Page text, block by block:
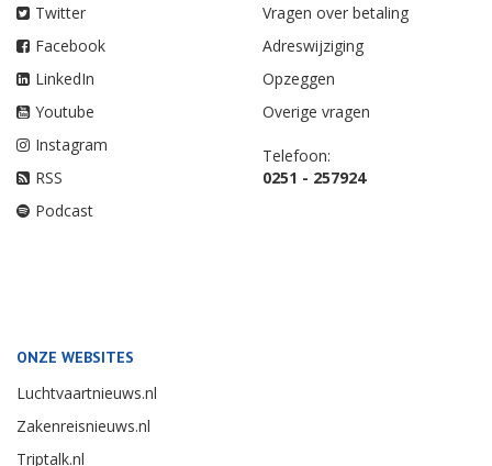
Twitter
Facebook
LinkedIn
Youtube
Instagram
RSS
Podcast
Vragen over betaling
Adreswijziging
Opzeggen
Overige vragen
Telefoon:
0251 - 257924
ONZE WEBSITES
Luchtvaartnieuws.nl
Zakenreisnieuws.nl
Triptalk.nl